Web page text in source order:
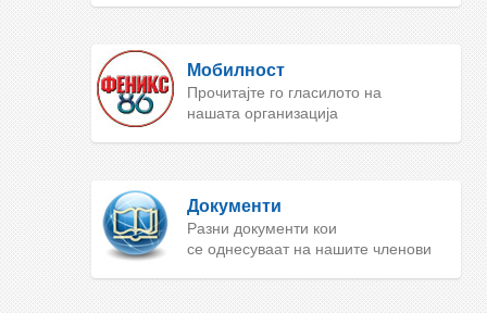
Мобилност
Прочитајте го гласилото на
нашата организација
Документи
Разни документи кои
се однесуваат на нашите членови